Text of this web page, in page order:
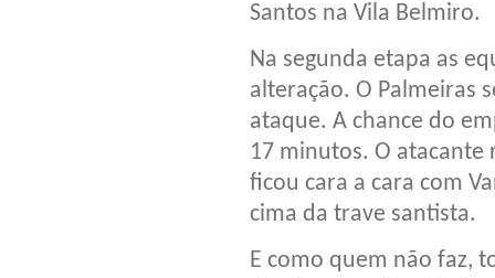
Santos na Vila Belmiro.
Na segunda etapa as
alteração. O Palmeiras
ataque. A chance do
17 minutos. O atacante
ficou cara a cara com
cima da trave santista.
E como quem não faz,